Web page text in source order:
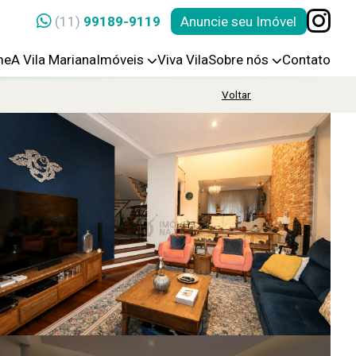
(11) 99189-9119 Anuncie seu Imóvel
A Vila MarianaImóveis Viva VilaSobre nós Contato
Voltar